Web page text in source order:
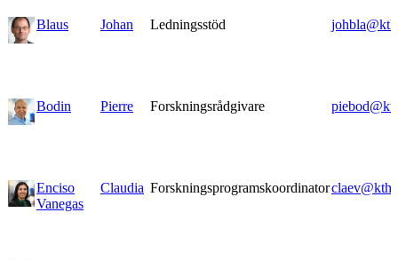
Blaus Johan Ledningsstöd
Bodin Pierre Forskningsrådgivare
Enciso
Vanegas
Claudia Forskningsprogramskoordinator